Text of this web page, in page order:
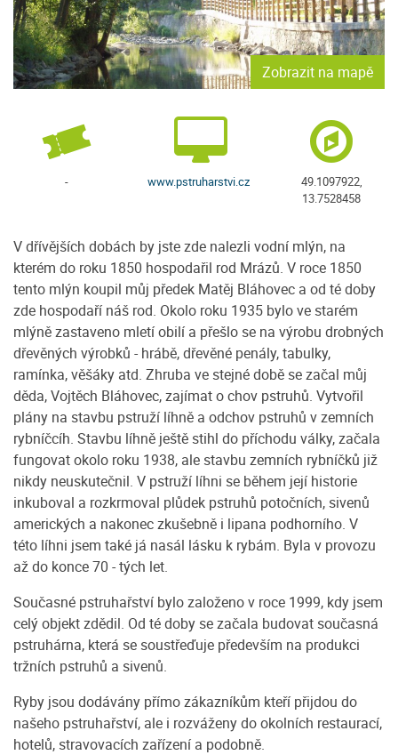
Zobrazit na mapě
- www.pstruharstvi.cz
49.1097922,
13.7528458
V dřívějších dobách by jste zde nalezli vodní mlýn, na
kterém do roku 1850 hospodařil rod Mrázů. V roce 1850
tento mlýn koupil můj předek Matěj Bláhovec a od té doby
zde hospodaří náš rod. Okolo roku 1935 bylo ve starém
mlýně zastaveno mletí obilí a přešlo se na výrobu drobných
dřevěných výrobků - hrábě, dřevěné penály, tabulky,
ramínka, věšáky atd. Zhruba ve stejné době se začal můj
děda, Vojtěch Bláhovec, zajímat o chov pstruhů. Vytvořil
plány na stavbu pstruží líhně a odchov pstruhů v zemních
rybníčcíh. Stavbu líhně ještě stihl do příchodu války, začala
fungovat okolo roku 1938, ale stavbu zemních rybníčků již
nikdy neuskutečnil. V pstruží líhni se během její historie
inkuboval a rozkrmoval plůdek pstruhů potočních, sivenů
amerických a nakonec zkušebně i lipana podhorního. V
této líhni jsem také já nasál lásku k rybám. Byla v provozu
až do konce 70 - tých let.
Současné pstruhařství bylo založeno v roce 1999, kdy jsem
celý objekt zdědil. Od té doby se začala budovat současná
pstruhárna, která se soustřeďuje především na produkci
tržních pstruhů a sivenů.
Ryby jsou dodávány přímo zákazníkům kteří přijdou do
našeho pstruhařství, ale i rozváženy do okolních restaurací,
hotelů, stravovacích zařízení a podobně.